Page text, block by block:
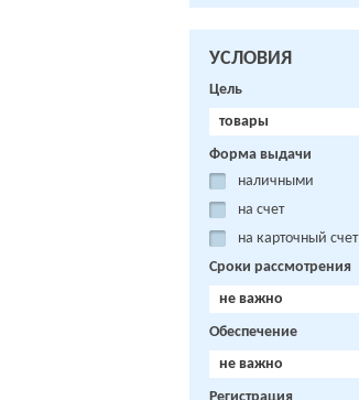
УСЛОВИЯ
Цель
товары
Форма выдачи
наличными
на счет
на карточный счет
Сроки рассмотрения
не важно
Обеспечение
не важно